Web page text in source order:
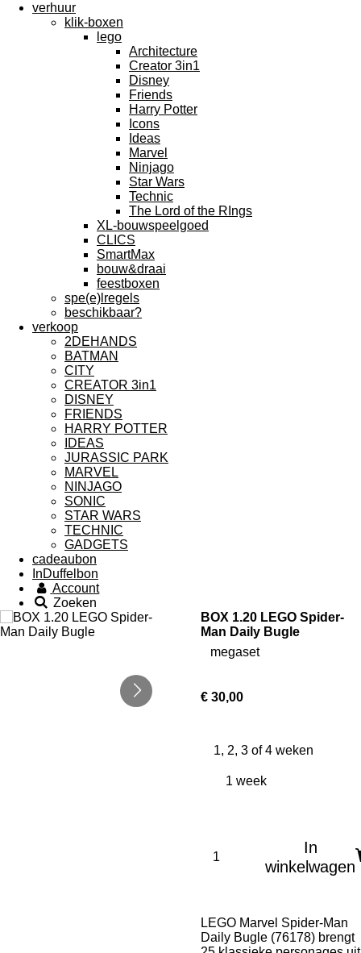
verhuur
klik-boxen
lego
Architecture
Creator 3in1
Disney
Friends
Harry Potter
Icons
Ideas
Marvel
Ninjago
Star Wars
Technic
The Lord of the RIngs
XL-bouwspeelgoed
CLICS
SmartMax
bouw&draai
feestboxen
spe(e)lregels
beschikbaar?
verkoop
2DEHANDS
BATMAN
CITY
CREATOR 3in1
DISNEY
FRIENDS
HARRY POTTER
IDEAS
JURASSIC PARK
MARVEL
NINJAGO
SONIC
STAR WARS
TECHNIC
GADGETS
cadeaubon
InDuffelbon
Account
Zoeken
BOX 1.20 LEGO Spider-
Man Daily Bugle
megaset
€ 30,00
1, 2, 3 of 4 weken
In
winkelwagen
LEGO Marvel Spider-Man
Daily Bugle (76178) brengt